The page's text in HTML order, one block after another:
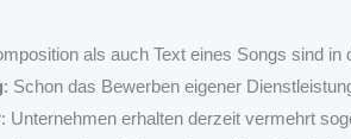
als auch Text eines Songs sind in
: Schon das Bewerben eigener
: Unternehmen erhalten derzeit vermehrt